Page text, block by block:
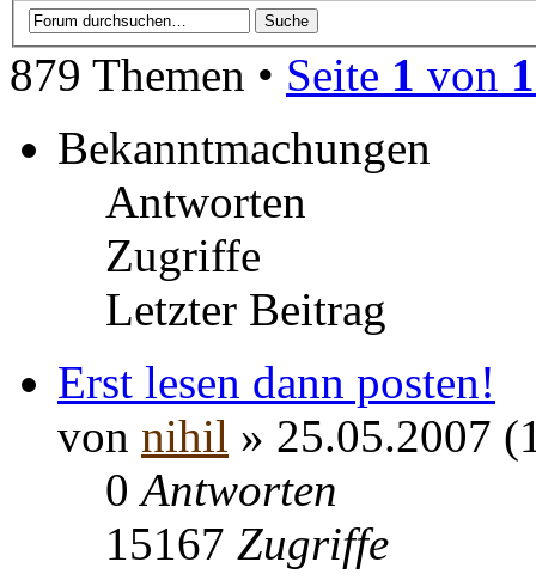
879 Themen • Seite 1 von
Bekanntmachungen
Antworten
Zugriffe
Letzter Beitrag
Erst lesen dann posten!
von nihil » 25.05.2007
0Antworten
15167 Zugriffe